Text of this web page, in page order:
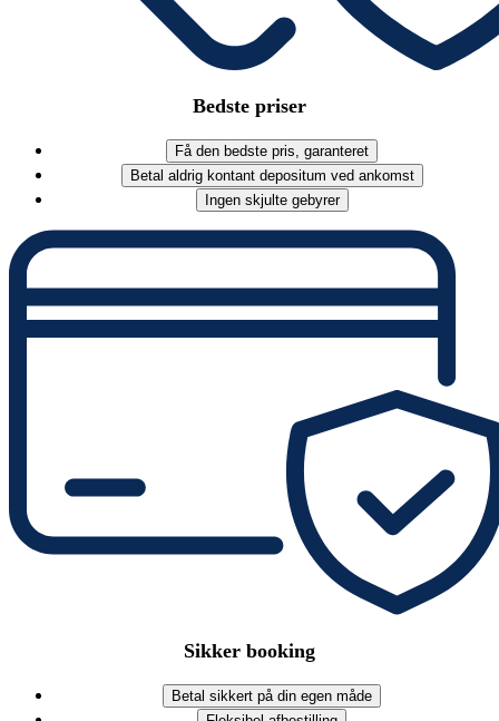
Bedste priser
Få den bedste pris, garanteret
Betal aldrig kontant depositum ved ankomst
Ingen skjulte gebyrer
Sikker booking
Betal sikkert på din egen måde